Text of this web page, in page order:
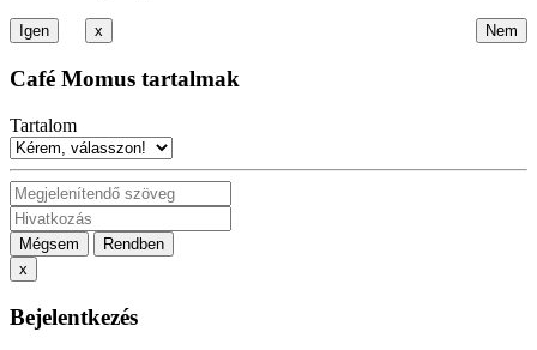
x
Café Momus tartalmak
Tartalom
Mégsem
Rendben
x
Bejelentkezés